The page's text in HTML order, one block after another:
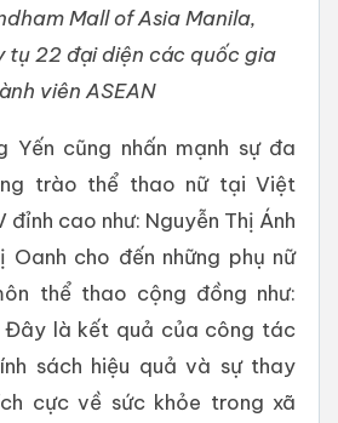
Mall of Asia Manila,
tụ 22 đại diện các quốc gia
viên ASEAN
Yến cũng nhấn mạnh sự đa
trào thể thao nữ tại Việt
cao như: Nguyễn Thị Ánh
Oanh cho đến những phụ nữ
thể thao cộng đồng như:
Đây là kết quả của công tác
sách hiệu quả và sự thay
cực về sức khỏe trong xã